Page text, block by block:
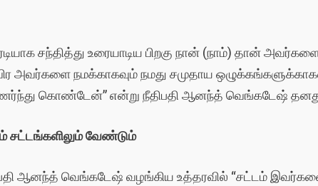
சந்தித்து உரையாடிய பிறகு நான் (நாம்) தான்
அவர்களை நமக்காகவும் நமது சமுதாய
கொண்டேன்” என்று நீதிபதி ஆனந்த் வெங்கடேஷ் தனது
சட்டங்களிலும் வேண்டும்
ஆனந்த் வெங்கடேஷ் வழங்கிய உத்தரவில் “சட்டம்